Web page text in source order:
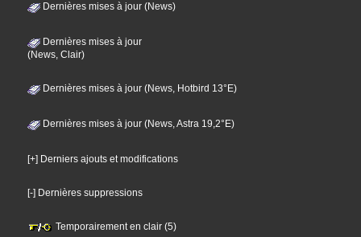
Dernières mises à jour (News)
Dernières mises à jour
(News, Clair)
Dernières mises à jour (News, Hotbird 13°E)
Dernières mises à jour (News, Astra 19,2°E)
[+] Derniers ajouts et modifications
[-] Dernières suppressions
Temporairement en clair (5)